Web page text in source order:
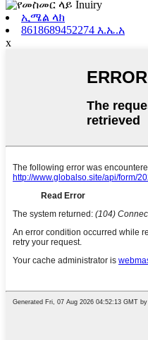
ኢሜል ላክ
8618689452274 እ.ኤ.አ
x